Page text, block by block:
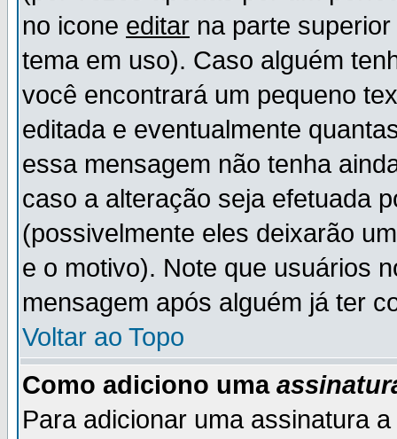
no icone editar na parte
tema em uso). Caso alguém
você encontrará um pequeno
editada e eventualmente
essa mensagem não tenha
caso a alteração seja efetuada
(possivelmente eles deixarão
e o motivo). Note que usuários
mensagem após alguém já ter
Voltar ao Topo
Como adiciono uma
Para adicionar uma assinatura